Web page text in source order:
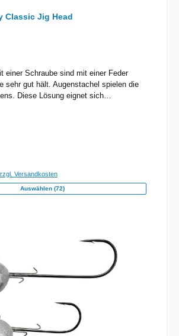
Classic Jig Head
einer Schraube sind mit einer Feder
sehr gut hält. Augenstachel spielen die
Diese Lösung eignet sich
Versandkosten
Auswählen (72)